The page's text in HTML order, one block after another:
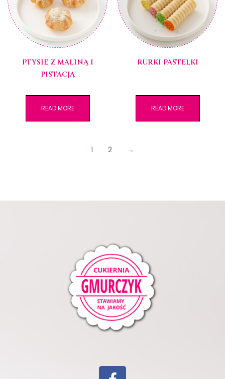
PTYSIE Z MALINĄ I
PISTACJĄ
READ MORE
RURKI PASTELKI
READ MORE
1 2 →